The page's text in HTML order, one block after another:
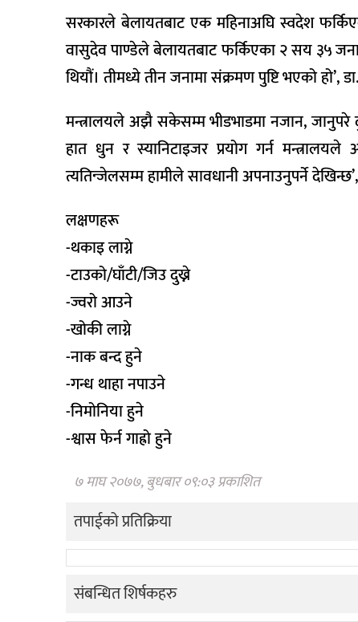
सरकारले बेलायतबाट एक महिनाअघि स्वदेश
वासुदेव पाण्डेले बेलायतबाट फर्किएका २ सय ३५
थियौं। तीमध्ये तीन जनामा संक्रमण पुष्टि भएको हो’,
मन्त्रालयले अझै सकेसम्म भीडभाडमा नजान, जानुपरे
हात धुन र स्यानिटाइजर प्रयोग गर्न
त्यतिन्जेलसम्म हामीले सावधानी अपनाउनुपर्ने
लक्षणहरू
-थकाइ लाग्ने
-टाउको/घाँटी/जिउ दुख्ने
-ज्वरो आउने
-खोकी लाग्ने
-नाक बन्द हुने
-गन्ध थाहा नपाउने
-निमोनिया हुने
-श्वास फेर्न गाह्रो हुने
७ माघ २०७७, बुधबार ०९:०३ प्रकाशित
तपाईको प्रतिक्रिया
संबन्धित शिर्षकहरु